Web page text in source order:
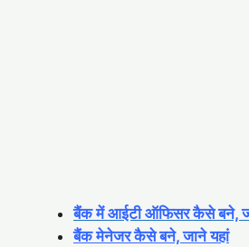
बैंक में आईटी ऑफिसर कैसे बने,
बैंक मेनेजर कैसे बने, जाने यहां